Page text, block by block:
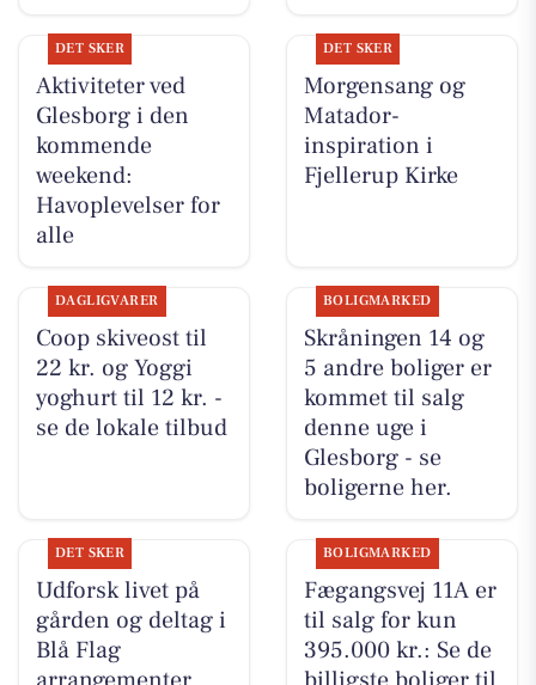
DET SKER
Aktiviteter ved
Glesborg i den
kommende
weekend:
Havoplevelser for
alle
DET SKER
Morgensang og
Matador-
inspiration i
Fjellerup Kirke
DAGLIGVARER
Coop skiveost til
22 kr. og Yoggi
yoghurt til 12 kr. -
se de lokale tilbud
BOLIGMARKED
Skråningen 14 og
5 andre boliger er
kommet til salg
denne uge i
Glesborg - se
boligerne her.
DET SKER
Udforsk livet på
gården og deltag i
Blå Flag
BOLIGMARKED
Fægangsvej 11A er
til salg for kun
395.000 kr.: Se de